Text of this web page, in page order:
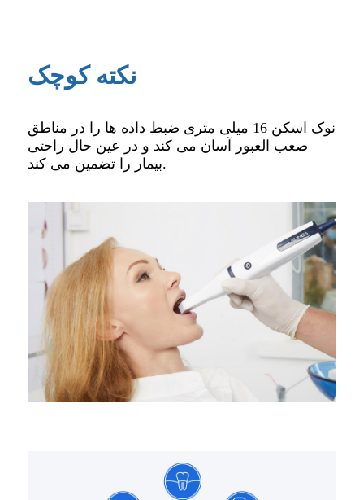
نکته کوچک
نوک اسکن 16 میلی متری ضبط داده ها را در مناطق
صعب العبور آسان می کند و در عین حال راحتی
بیمار را تضمین می کند.